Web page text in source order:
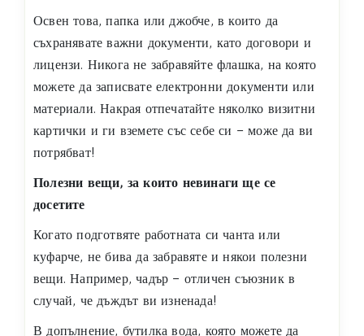
Освен това, папка или джобче, в които да
съхранявате важни документи, като договори и
лицензи. Никога не забравяйте флашка, на която
можете да записвате електронни документи или
материали. Накрая отпечатайте няколко визитни
картички и ги вземете със себе си – може да ви
потрябват!
Полезни вещи, за които невинаги ще се
досетите
Когато подготвяте работната си чанта или
куфарче, не бива да забравяте и някои полезни
вещи. Например, чадър – отличен съюзник в
случай, че дъждът ви изненада!
В допълнение, бутилка вода, която можете да